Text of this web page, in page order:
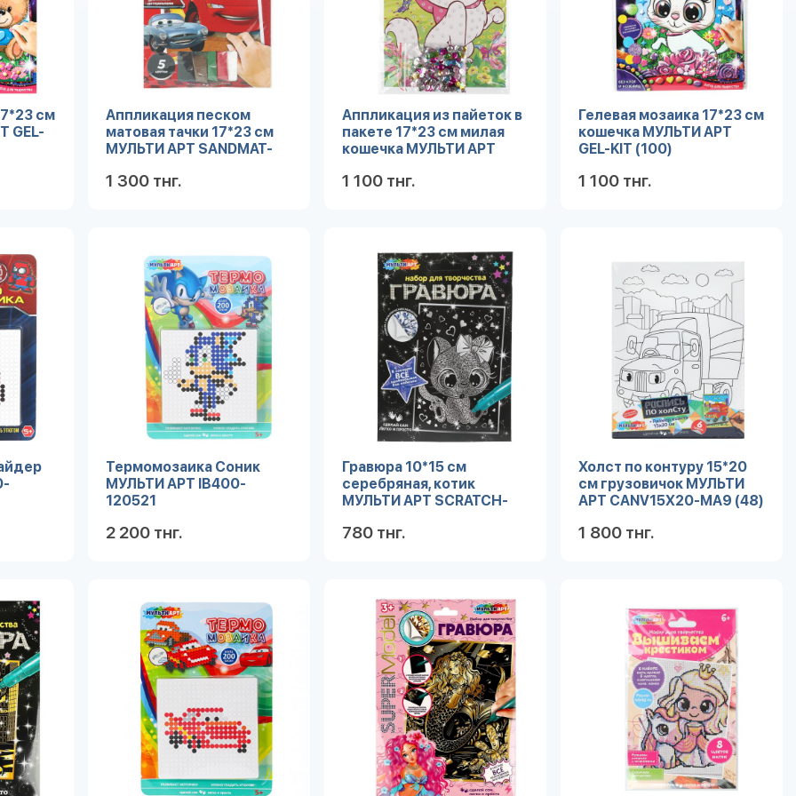
см
GEL-
Аппликация песком
матовая тачки 17*23 см
МУЛЬТИ АРТ SANDMAT-
1 300 тнг.
Аппликация из пайеток в
пакете 17*23 см милая
кошечка МУЛЬТИ АРТ
1 100 тнг.
Гелевая мозаика 17*23 см
кошечка МУЛЬТИ АРТ
GEL-KIT (100)
1 100 тнг.
Термомозаика Соник
МУЛЬТИ АРТ IB400-
120521
2 200 тнг.
Гравюра 10*15 см
серебряная, котик
МУЛЬТИ АРТ SCRATCH-
780 тнг.
Холст по контуру 15*20
см грузовичок МУЛЬТИ
АРТ CANV15X20-MA9 (48)
1 800 тнг.